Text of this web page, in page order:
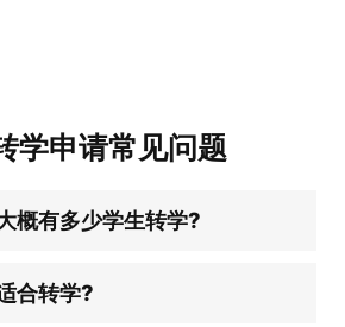
学申请常见问题
概有多少学生转学?
合转学?